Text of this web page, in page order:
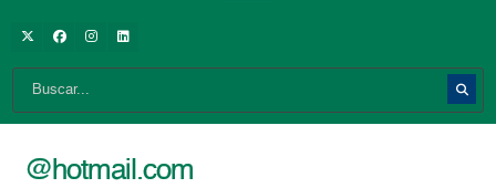
@hotmail.com